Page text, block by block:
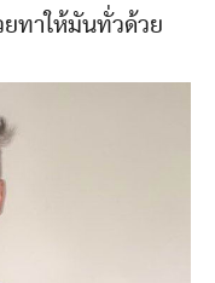
ทาให้มันทั่วด้วย